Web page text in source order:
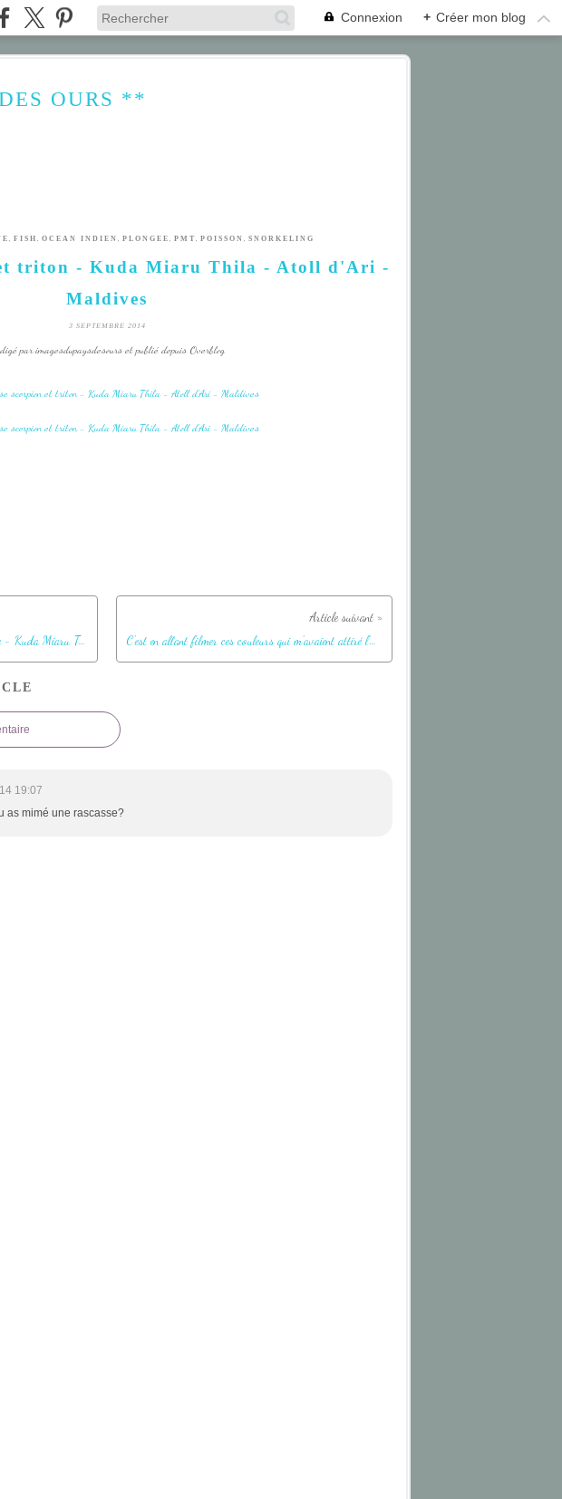
Connexion + Créer mon blog
OURS **
, FISH , OCEAN INDIEN , PLONGEE , PMT, POISSON , SNORKELING
et triton - Kuda Miaru Thila - Atoll d'Ari -
Maldives
3 SEPTEMBRE 2014
par imagesdupaysdesours et publié depuis Overblog
Rascasse scorpion et acanthaster bleue - Kuda Miaru Thila - Atoll d'Ari - Maldives C'est en allant filmer ces couleurs qui m'avaient attiré l'œil, que les ennuis commencèrent... - Kuda Miaru Thila - Atoll d'Ari - Maldives
19:07
as mimé une rascasse?